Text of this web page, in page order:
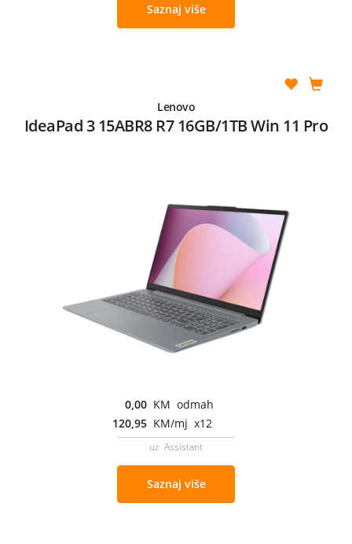
Saznaj više
Lenovo
IdeaPad 3 15ABR8 R7 16GB/1TB Win 11 Pro
0,00 KM odmah
120,95 KM/mj x12
uz Assistant
Saznaj više